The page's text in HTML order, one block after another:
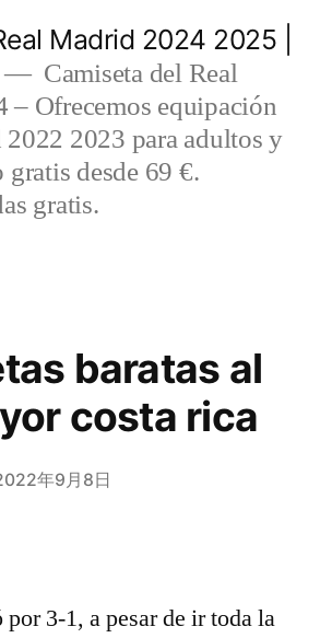
Madrid 2024 2025 |
Camiseta del Real
– Ofrecemos equipación
2023 para adultos y
desde 69 €.
gratis.
baratas al
costa rica
年9月8日
por 3-1, a pesar de ir toda la